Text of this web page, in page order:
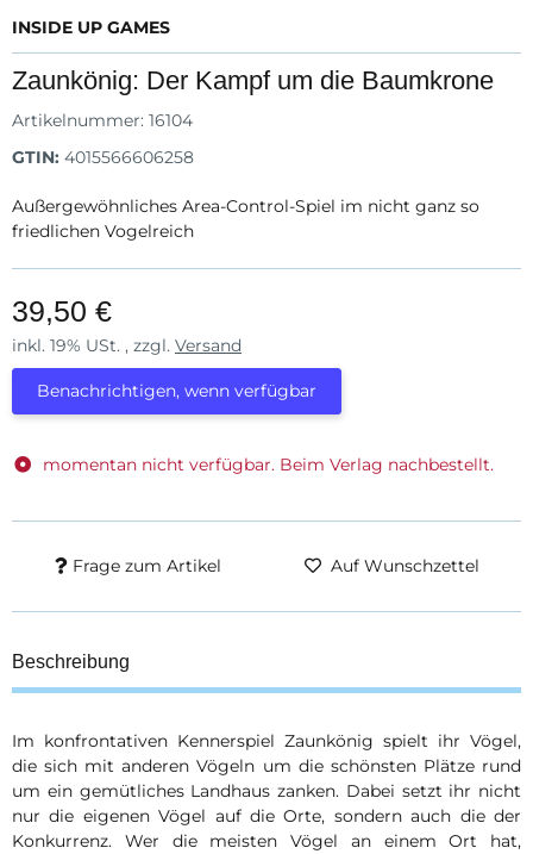
INSIDE UP GAMES
Zaunkönig: Der Kampf um die Baumkrone
Artikelnummer: 16104
GTIN: 4015566606258
Außergewöhnliches Area-Control-Spiel im nicht ganz so
friedlichen Vogelreich
39,50 €
inkl. 19% USt. , zzgl. Versand
Benachrichtigen, wenn verfügbar
momentan nicht verfügbar. Beim Verlag nachbestellt.
Frage zum Artikel Auf Wunschzettel
Beschreibung
Im konfrontativen Kennerspiel Zaunkönig spielt ihr Vögel,
die sich mit anderen Vögeln um die schönsten Plätze rund
um ein gemütliches Landhaus zanken. Dabei setzt ihr nicht
nur die eigenen Vögel auf die Orte, sondern auch die der
Konkurrenz. Wer die meisten Vögel an einem Ort hat,